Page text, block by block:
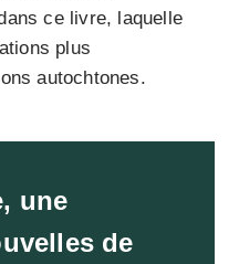
ce livre, laquelle
plus
autochtones.
une
de